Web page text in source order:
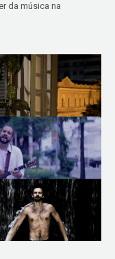
da música na